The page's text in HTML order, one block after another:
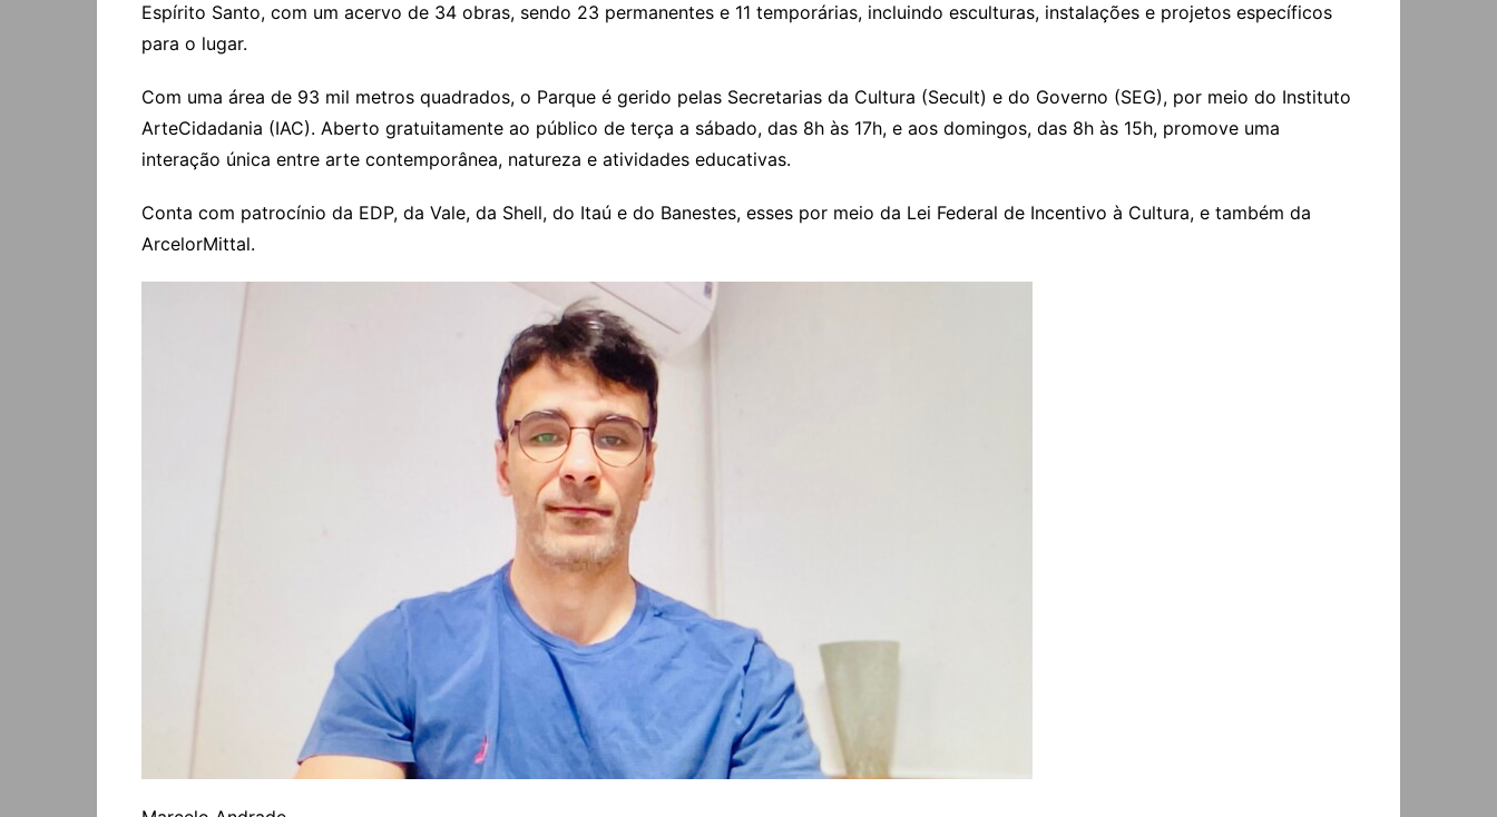
Espírito Santo, com um acervo de 34 obras, sendo 23 permanentes e 11 temporárias, incluindo esculturas, instalações e projetos específicos
para o lugar.
Com uma área de 93 mil metros quadrados, o Parque é gerido pelas Secretarias da Cultura (Secult) e do Governo (SEG), por meio do Instituto
ArteCidadania (IAC). Aberto gratuitamente ao público de terça a sábado, das 8h às 17h, e aos domingos, das 8h às 15h, promove uma
interação única entre arte contemporânea, natureza e atividades educativas.
Conta com patrocínio da EDP, da Vale, da Shell, do Itaú e do Banestes, esses por meio da Lei Federal de Incentivo à Cultura, e também da
ArcelorMittal.